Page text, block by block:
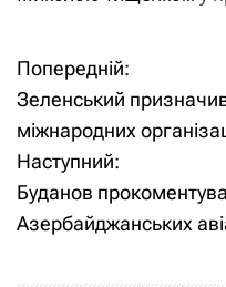
Н
а
в
і
Попередній:
Зеленський
міжнародних
Наступний:
Буданов
Азербайджанських